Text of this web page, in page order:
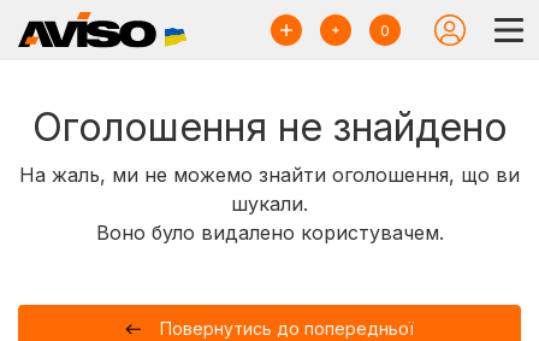
0
Оголошення не знайдено
На жаль, ми не можемо знайти оголошення, що ви
шукали.
Воно було видалено користувачем.
Повернутись до попередньої